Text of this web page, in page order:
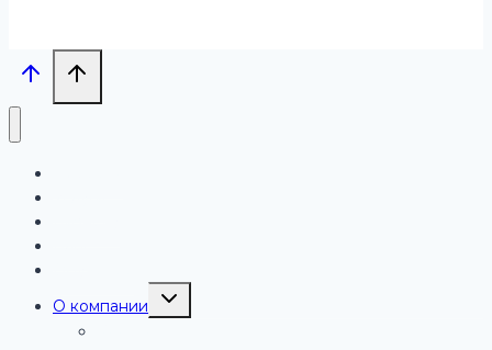
О компании
Переключить